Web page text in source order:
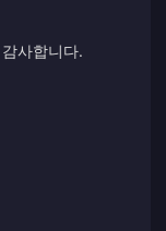
사합니다.